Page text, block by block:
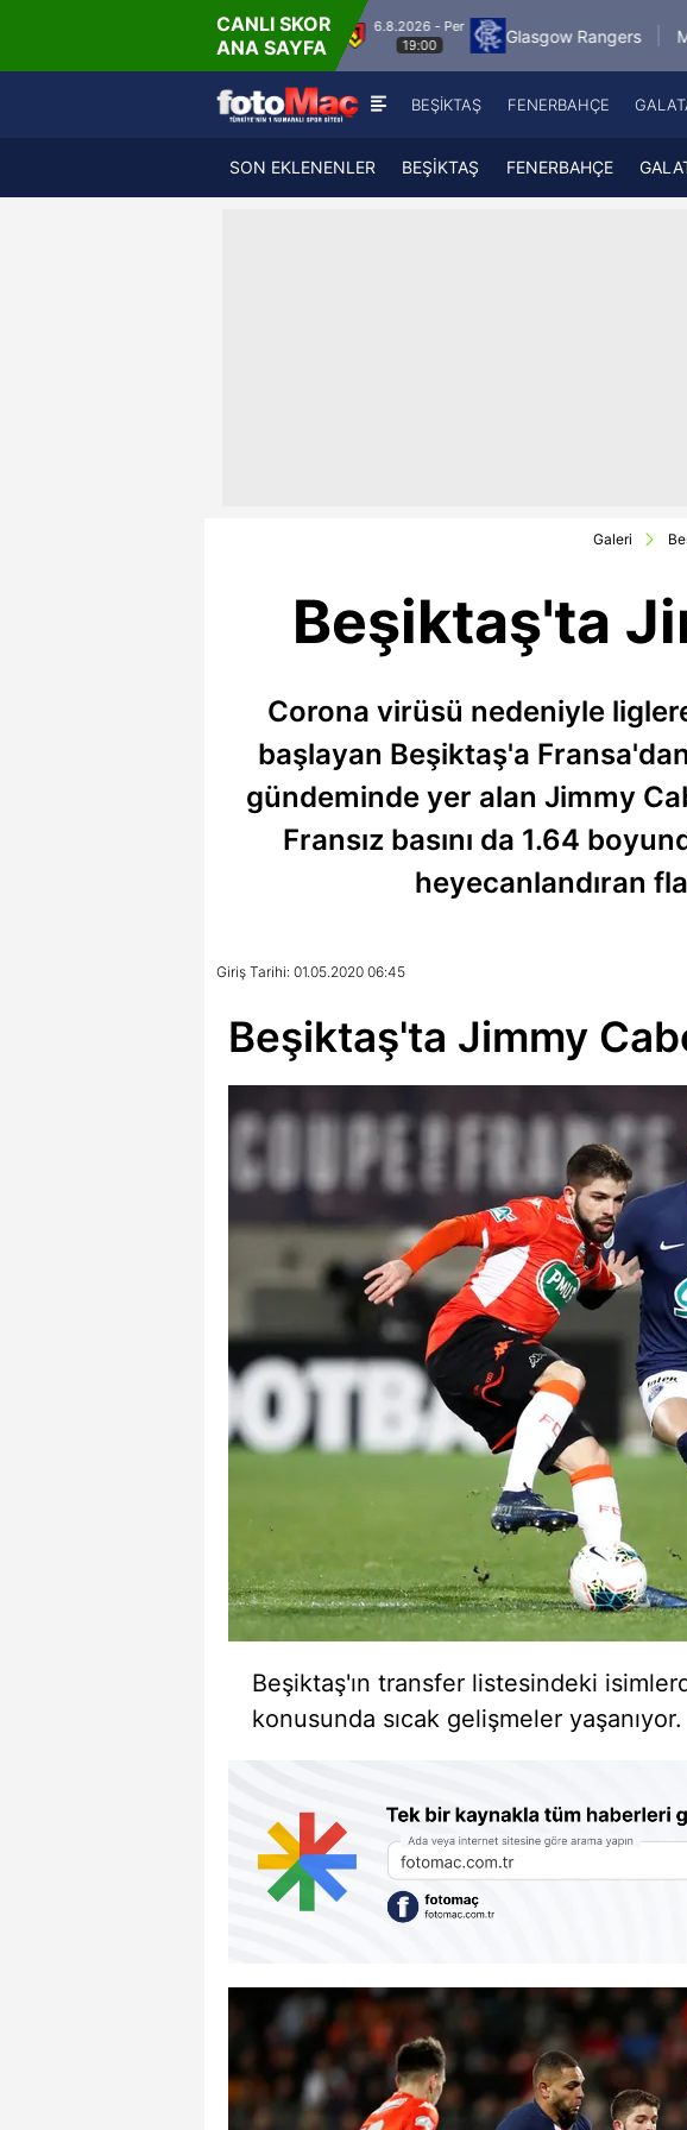
CANLI SKOR
ANA SAYFA
Jagiellonia Bialystok
6.8.2026 - Per
19:00
Glasgow Rangers Maccabi Tel
BEŞİKTAŞ FENERBAHÇE
SON EKLENENLER BEŞİKTAŞ FENERBAHÇE
Galeri
Beşiktaş'ta
Corona virüsü nedeniyle
başlayan Beşiktaş'a
gündeminde yer alan Jimmy
Fransız basını da 1.64
heyecanlandıran
Giriş Tarihi: 01.05.2020 06:45
Beşiktaş'ta Jimmy
Beşiktaş'ın transfer listesindeki
konusunda sıcak gelişmeler yaşanıyor.